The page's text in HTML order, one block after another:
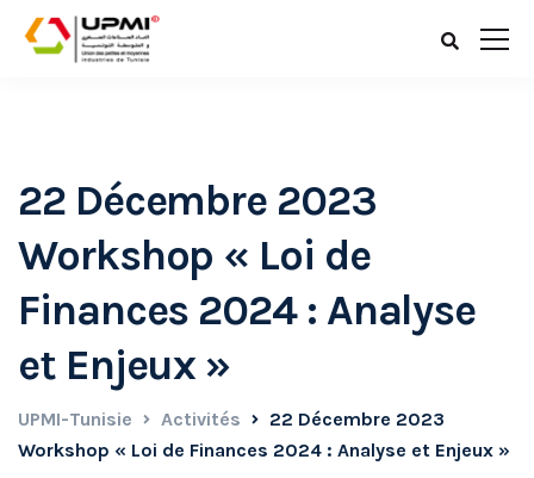
22 Décembre 2023
Workshop « Loi de
Finances 2024 : Analyse
et Enjeux »
UPMI-Tunisie Activités
22 Décembre 2023
Workshop « Loi de Finances 2024 : Analyse et Enjeux »